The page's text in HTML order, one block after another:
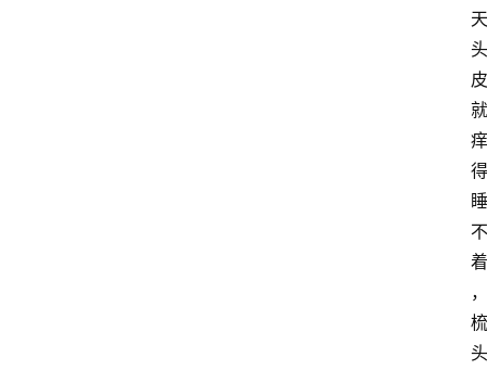
天
头
皮
就
痒
得
睡
不
着
，
梳
头